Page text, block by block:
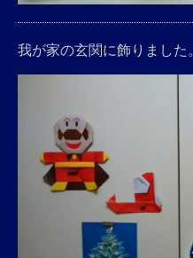
我が家の玄関に飾りました。